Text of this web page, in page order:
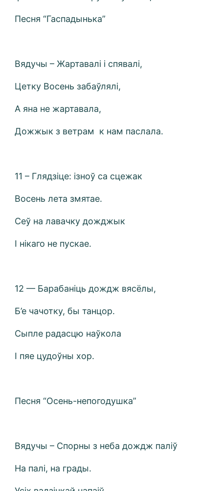
Песня “Гаспадынька”
Вядучы – Жартавалі і спявалі,
Цетку Восень забаўлялі,
А яна не жартавала,
Дожжык з ветрам к нам паслала.
11 – Глядзіце: ізноў са сцежак
Восень лета змятае.
Сеў на лавачку дожджык
І нікаго не пускае.
12 — Барабаніць дождж вясёлы,
Б’е чачотку, бы танцор.
Сыпле радасцю наўкола
І пяе цудоўны хор.
Песня “Осень-непогодушка”
Вядучы – Спорны з неба дождж паліў
На палі, на грады.